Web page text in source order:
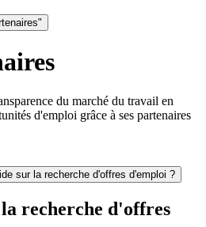
du marché du travail en
d'emploi grâce à ses partenaires
sur la recherche d'offres d'emploi ?
recherche d'offres